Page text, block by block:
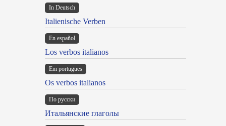
In Deutsch
Italienische Verben
En español
Los verbos italianos
Em portugues
Os verbos italianos
По русски
Итальянские глаголы